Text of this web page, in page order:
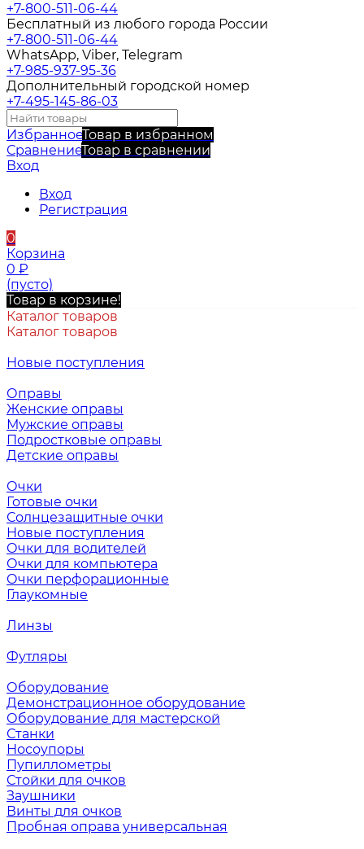
+7-800-511-06-44
Бесплатный из любого города России
+7-800-511-06-44
WhatsApp, Viber, Telegram
+7-985-937-95-36
Дополнительный городской номер
+7-495-145-86-03
ИзбранноеТовар в избранном
СравнениеТовар в сравнении
Вход
Вход
Регистрация
0
Корзина
0 ₽
(пусто)
Товар в корзине!
Каталог товаров
Каталог товаров
Новые поступления
Оправы
Женские оправы
Мужские оправы
Подростковые оправы
Детские оправы
Очки
Готовые очки
Солнцезащитные очки
Новые поступления
Очки для водителей
Очки для компьютера
Очки перфорационные
Глаукомные
Линзы
Футляры
Оборудование
Демонстрационное оборудование
Оборудование для мастерской
Станки
Носоупоры
Пупиллометры
Стойки для очков
Заушники
Винты для очков
Пробная оправа универсальная